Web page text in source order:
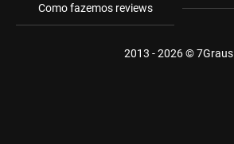
Como fazemos reviews
2013 - 2026 ©7Graus